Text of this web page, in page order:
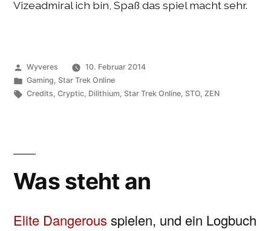
Vizeadmiral ich bin, Spaß das spiel macht sehr.
Veröffentlicht
von
Wyveres
10. Februar 2014
Veröffentlicht
unter
Gaming, Star Trek Online
Schlagwörter:
Credits,Cryptic, Dilithium, Star Trek Online, STO,ZEN
Was steht an
Elite Dangerous spielen, und ein Logbuch